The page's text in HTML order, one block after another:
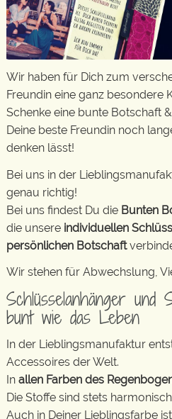
Wir haben für Dich zum
Freundin eine ganz besondere
Schenke eine bunte Botschaft
Deine beste Freundin noch
denken lässt!
Bei uns in der
genau richtig!
Bei uns findest Du die Bunten
die unsere individuellen
persönlichen Botschaft
Wir stehen für Abwechslung,
Schlüsselanhänger und
bunt wie das Leben
In der Lieblingsmanufaktur
Accessoires der Welt.
In allen Farben des
Die Stoffe sind stets
Auch in Deiner Lieblingsfarbe